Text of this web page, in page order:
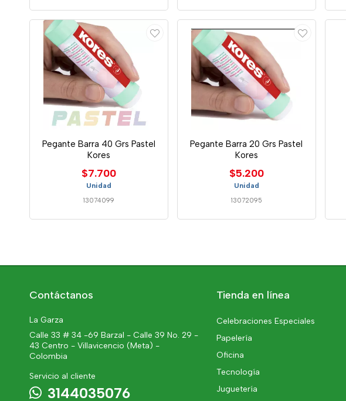
Pegante Barra 40 Grs Pastel
Kores
$7.700
Unidad
13074099
Pegante Barra 20 Grs Pastel
Kores
$5.200
Unidad
13072095
Contáctanos
La Garza
Calle 33 # 34 -69 Barzal - Calle 39 No. 29 -
43 Centro - Villavicencio (Meta) -
Colombia
Servicio al cliente
3144035076
Tienda en línea
Celebraciones Especiales
Papelería
Oficina
Tecnología
Juguetería